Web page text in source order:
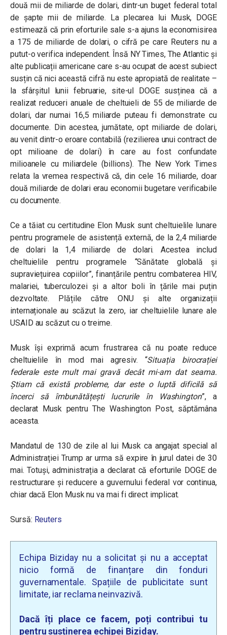
două mii de miliarde de dolari, dintr-un buget federal total
de șapte mii de miliarde. La plecarea lui Musk, DOGE
estimează că prin eforturile sale s-a ajuns la economisirea
a 175 de miliarde de dolari, o cifră pe care Reuters nu a
putut-o verifica independent. Însă NY Times, The Atlantic și
alte publicații americane care s-au ocupat de acest subiect
susțin că nici această cifră nu este apropiată de realitate –
la sfârșitul lunii februarie, site-ul DOGE susținea că a
realizat reduceri anuale de cheltuieli de 55 de miliarde de
dolari, dar numai 16,5 miliarde puteau fi demonstrate cu
documente. Din acestea, jumătate, opt miliarde de dolari,
au venit dintr-o eroare contabilă (rezilierea unui contract de
opt milioane de dolari) în care au fost confundate
milioanele cu miliardele (billions). The New York Times
relata la vremea respectivă că, din cele 16 miliarde, doar
două miliarde de dolari erau economii bugetare verificabile
cu documente.
Ce a tăiat cu certitudine Elon Musk sunt cheltuielile lunare
pentru programele de asistență externă, de la 2,4 miliarde
de dolari la 1,4 miliarde de dolari. Acestea includ
cheltuielile pentru programele “Sănătate globală și
supraviețuirea copiilor”, finanțările pentru combaterea HIV,
malariei, tuberculozei și a altor boli în țările mai puțin
dezvoltate. Plățile către ONU și alte organizații
internaționale au scăzut la zero, iar cheltuielile lunare ale
USAID au scăzut cu o treime.
Musk își exprimă acum frustrarea că nu poate reduce
cheltuielile în mod mai agresiv. “Situația birocrației
federale este mult mai gravă decât mi-am dat seama.
Știam că există probleme, dar este o luptă dificilă să
încerci să îmbunătățești lucrurile în Washington”, a
declarat Musk pentru The Washington Post, săptămâna
aceasta.
Mandatul de 130 de zile al lui Musk ca angajat special al
Administrației Trump ar urma să expire în jurul datei de 30
mai. Totuși, administrația a declarat că eforturile DOGE de
restructurare și reducere a guvernului federal vor continua,
chiar dacă Elon Musk nu va mai fi direct implicat.
Sursă: Reuters
Echipa Biziday nu a solicitat și nu a acceptat
nicio formă de finanțare din fonduri
guvernamentale. Spațiile de publicitate sunt
limitate, iar reclama neinvazivă.
Dacă îți place ce facem, poți contribui tu
pentru susținerea echipei Biziday.